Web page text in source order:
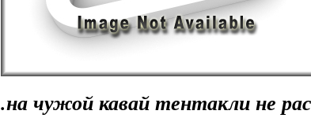
.на чужой кавай тентакли не